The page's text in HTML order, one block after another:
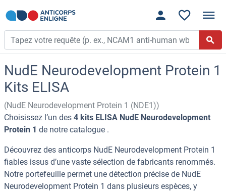
NudE Neurodevelopment Protein 1
Kits ELISA
(NudE Neurodevelopment Protein 1 (NDE1))
Choisissez l’un des 4 kits ELISA NudE Neurodevelopment
Protein 1 de notre catalogue .
Découvrez des anticorps NudE Neurodevelopment Protein 1
fiables issus d’une vaste sélection de fabricants renommés.
Notre portefeuille permet une détection précise de NudE
Neurodevelopment Protein 1 dans plusieurs espèces, y